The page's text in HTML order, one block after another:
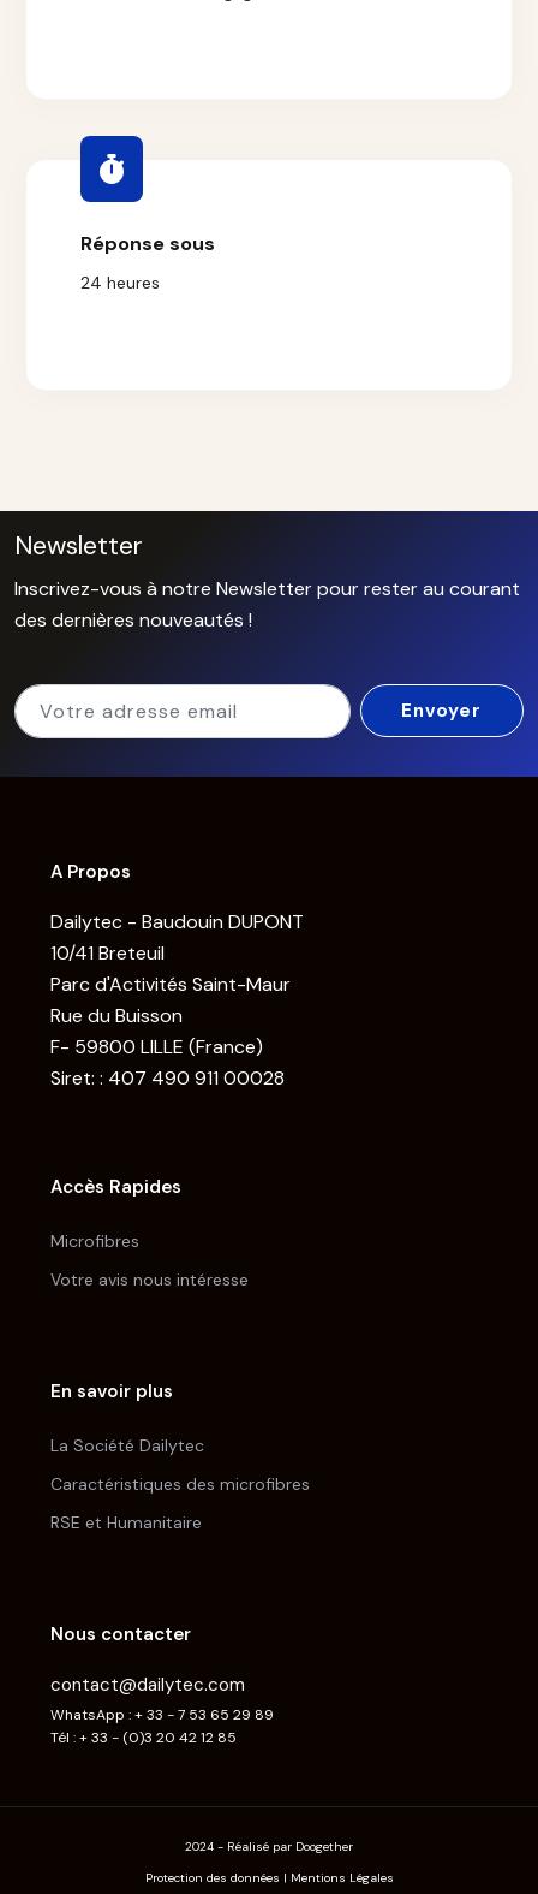
Réponse sous
24 heures
Newsletter
Inscrivez-vous à notre Newsletter pour rester au courant
des dernières nouveautés !
A Propos
Dailytec - Baudouin DUPONT
10/41 Breteuil
Parc d'Activités Saint-Maur
Rue du Buisson
F- 59800 LILLE (France)
Siret: : 407 490 911 00028
Accès Rapides
Microfibres
Votre avis nous intéresse
En savoir plus
La Société Dailytec
Caractéristiques des microfibres
RSE et Humanitaire
Nous contacter
contact@dailytec.com
WhatsApp : + 33 - 7 53 65 29 89
Tél : + 33 - (0)3 20 42 12 85
2024 - Réalisé par Doogether
Protection des données | Mentions Légales